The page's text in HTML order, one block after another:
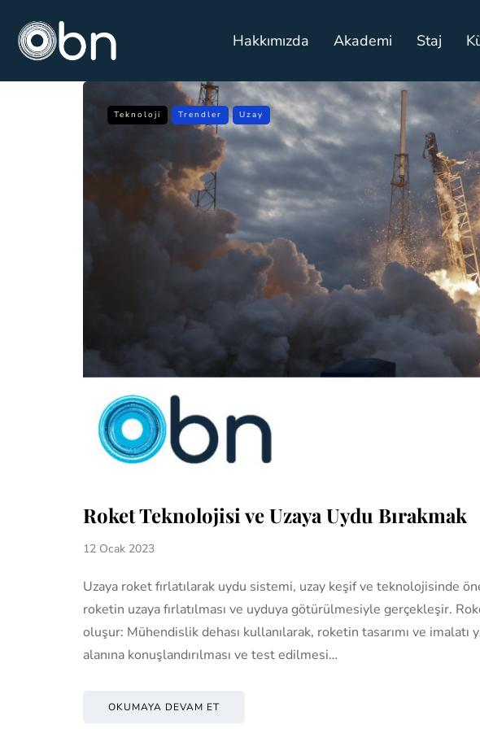
Hakkımızda Akademi Staj
Teknoloji Trendler Uzay
Roket Teknolojisi ve Uzaya Uydu Bırakmak
12 Ocak 2023
Uzaya roket fırlatılarak uydu sistemi, uzay keşif ve teknolojisinde
roketin uzaya fırlatılması ve uyduya götürülmesiyle gerçekleşir.
oluşur: Mühendislik dehası kullanılarak, roketin tasarımı ve imalatı
alanına konuşlandırılması ve test edilmesi…
OKUMAYA DEVAM ET